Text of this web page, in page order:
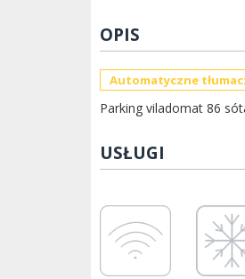
OPIS
Automatyczne
Parking viladomat 86
USŁUGI